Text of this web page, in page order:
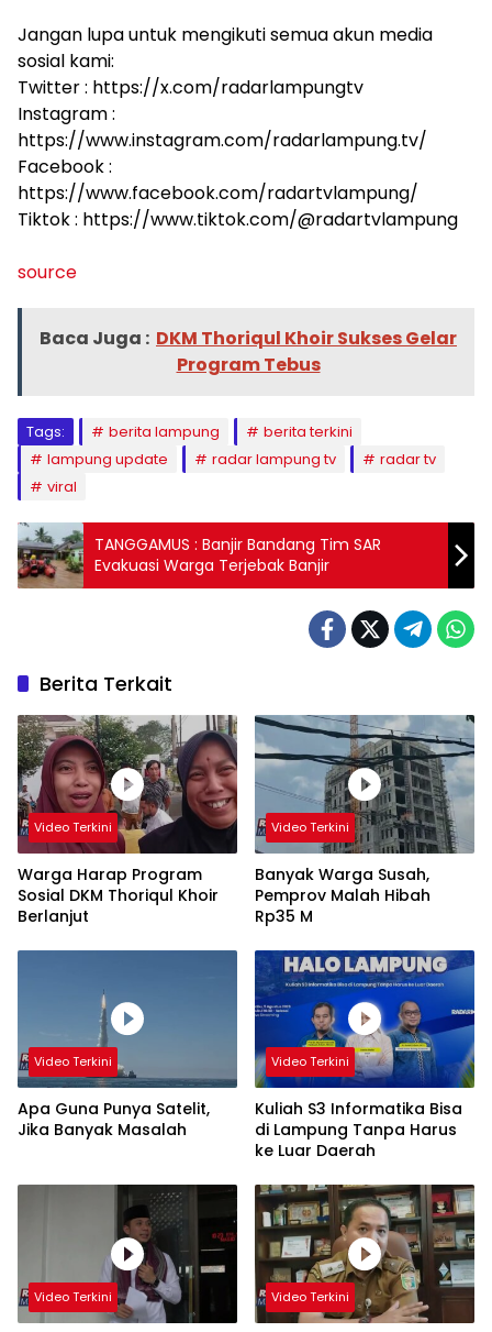
Jangan lupa untuk mengikuti semua akun media
sosial kami:
Twitter : https://x.com/radarlampungtv
Instagram :
https://www.instagram.com/radarlampung.tv/
Facebook :
https://www.facebook.com/radartvlampung/
Tiktok : https://www.tiktok.com/@radartvlampung
source
Baca Juga : DKM Thoriqul Khoir Sukses Gelar
Program Tebus
Tags: berita lampung
berita terkini
lampung update
radar lampung tv
radar tv
viral
TANGGAMUS : Banjir Bandang Tim SAR
Evakuasi Warga Terjebak Banjir
Berita Terkait
Video Terkini
Warga Harap Program
Sosial DKM Thoriqul Khoir
Berlanjut
Video Terkini
Banyak Warga Susah,
Pemprov Malah Hibah
Rp35 M
Video Terkini
Apa Guna Punya Satelit,
Jika Banyak Masalah
Video Terkini
Kuliah S3 Informatika Bisa
di Lampung Tanpa Harus
ke Luar Daerah
Video Terkini Video Terkini